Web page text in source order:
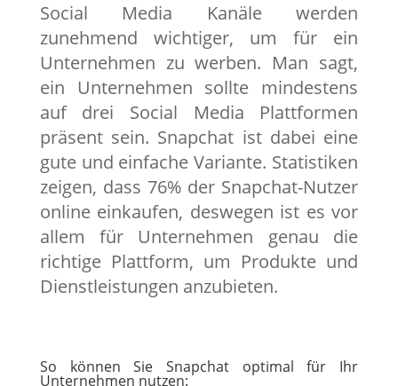
Social Media Kanäle werden
zunehmend wichtiger, um für ein
Unternehmen zu werben. Man sagt,
ein Unternehmen sollte mindestens
auf drei Social Media Plattformen
präsent sein. Snapchat ist dabei eine
gute und einfache Variante. Statistiken
zeigen, dass 76% der Snapchat-Nutzer
online einkaufen, deswegen ist es vor
allem für Unternehmen genau die
richtige Plattform, um Produkte und
Dienstleistungen anzubieten.
So können Sie Snapchat optimal für Ihr
Unternehmen nutzen: